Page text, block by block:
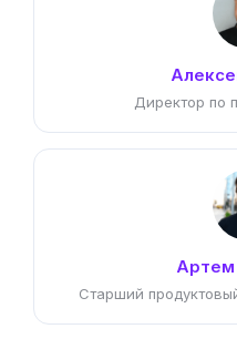
Директор по
Артем
Старший